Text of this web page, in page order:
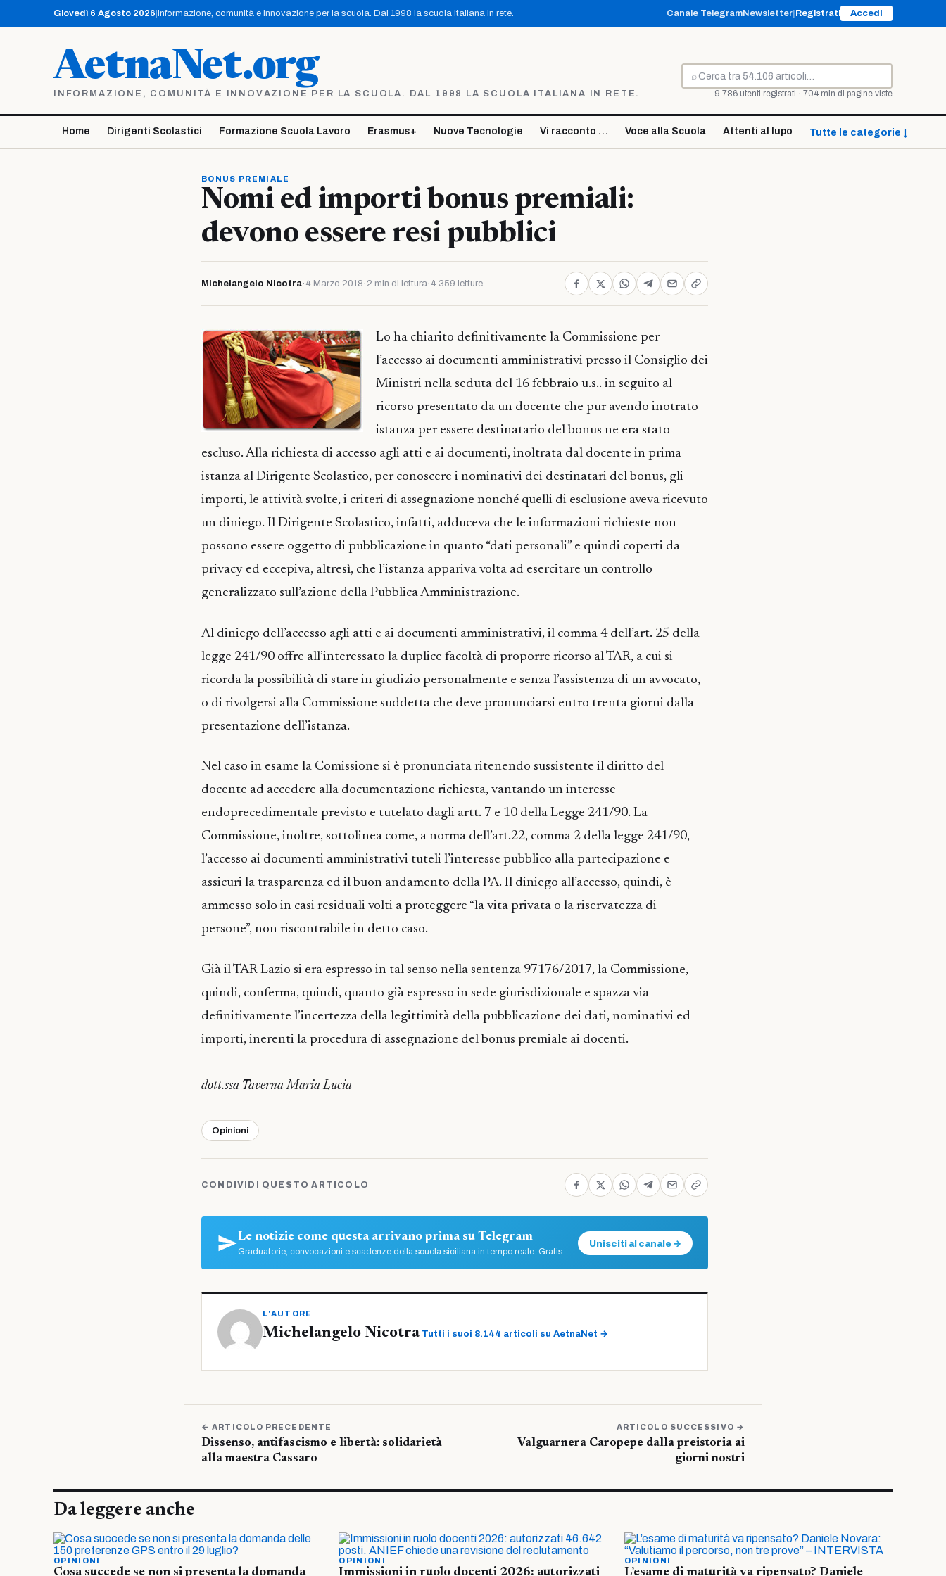
contenuto
Giovedì 6 Agosto 2026 Informazione, comunità e innovazione per la scuola. Dal 1998 la scuola italiana in rete. Canale TelegramNewsletter Registrati Accedi
AetnaNet.org
INFORMAZIONE, COMUNITÀ E INNOVAZIONE PER LA SCUOLA. DAL 1998 LA SCUOLA ITALIANA IN RETE.
⌕
Cerca
9.786 utenti registrati · 704 mln di pagine viste
Home Dirigenti Scolastici Formazione Scuola Lavoro Erasmus+ Nuove Tecnologie Vi racconto … Voce alla Scuola Attenti al lupo Tutte le categorie ↓
BONUS PREMIALE
Nomi ed importi bonus premiali:
devono essere resi pubblici
Michelangelo Nicotra· 4 Marzo 2018 · 2 min di lettura· 4.359 letture
Lo ha chiarito definitivamente la Commissione per
l’accesso ai documenti amministrativi presso il Consiglio dei
Ministri nella seduta del 16 febbraio u.s.. in seguito al
ricorso presentato da un docente che pur avendo inotrato
istanza per essere destinatario del bonus ne era stato
escluso. Alla richiesta di accesso agli atti e ai documenti, inoltrata dal docente in prima
istanza al Dirigente Scolastico, per conoscere i nominativi dei destinatari del bonus, gli
importi, le attività svolte, i criteri di assegnazione nonché quelli di esclusione aveva ricevuto
un diniego. Il Dirigente Scolastico, infatti, adduceva che le informazioni richieste non
possono essere oggetto di pubblicazione in quanto “dati personali” e quindi coperti da
privacy ed eccepiva, altresì, che l’istanza appariva volta ad esercitare un controllo
generalizzato sull’azione della Pubblica Amministrazione.
Al diniego dell’accesso agli atti e ai documenti amministrativi, il comma 4 dell’art. 25 della
legge 241/90 offre all’interessato la duplice facoltà di proporre ricorso al TAR, a cui si
ricorda la possibilità di stare in giudizio personalmente e senza l’assistenza di un avvocato,
o di rivolgersi alla Commissione suddetta che deve pronunciarsi entro trenta giorni dalla
presentazione dell’istanza.
Nel caso in esame la Comissione si è pronunciata ritenendo sussistente il diritto del
docente ad accedere alla documentazione richiesta, vantando un interesse
endoprecedimentale previsto e tutelato dagli artt. 7 e 10 della Legge 241/90. La
Commissione, inoltre, sottolinea come, a norma dell’art.22, comma 2 della legge 241/90,
l’accesso ai documenti amministrativi tuteli l’interesse pubblico alla partecipazione e
assicuri la trasparenza ed il buon andamento della PA. Il diniego all’accesso, quindi, è
ammesso solo in casi residuali volti a proteggere “la vita privata o la riservatezza di
persone”, non riscontrabile in detto caso.
Già il TAR Lazio si era espresso in tal senso nella sentenza 97176/2017, la Commissione,
quindi, conferma, quindi, quanto già espresso in sede giurisdizionale e spazza via
definitivamente l’incertezza della legittimità della pubblicazione dei dati, nominativi ed
importi, inerenti la procedura di assegnazione del bonus premiale ai docenti.
dott.ssa Taverna Maria Lucia
Opinioni
CONDIVIDI QUESTO ARTICOLO
Le notizie come questa arrivano prima su Telegram
Graduatorie, convocazioni e scadenze della scuola siciliana in tempo reale. Gratis.
Unisciti al canale →
L'AUTORE
Michelangelo Nicotra Tutti i suoi 8.144 articoli su AetnaNet →
← ARTICOLO PRECEDENTE
Dissenso, antifascismo e libertà: solidarietà
alla maestra Cassaro
ARTICOLO SUCCESSIVO →
Valguarnera Caropepe dalla preistoria ai
giorni nostri
Da leggere anche
OPINIONI
Cosa succede se non si presenta la domanda
OPINIONI
Immissioni in ruolo docenti 2026: autorizzati
OPINIONI
L’esame di maturità va ripensato? Daniele